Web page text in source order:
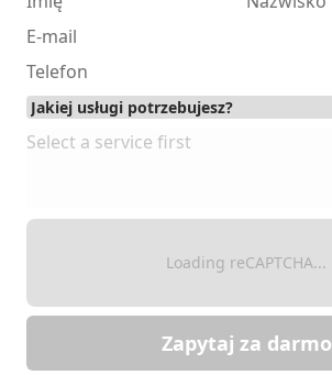
Loading reCAPTCHA...
Zapytaj za darmo